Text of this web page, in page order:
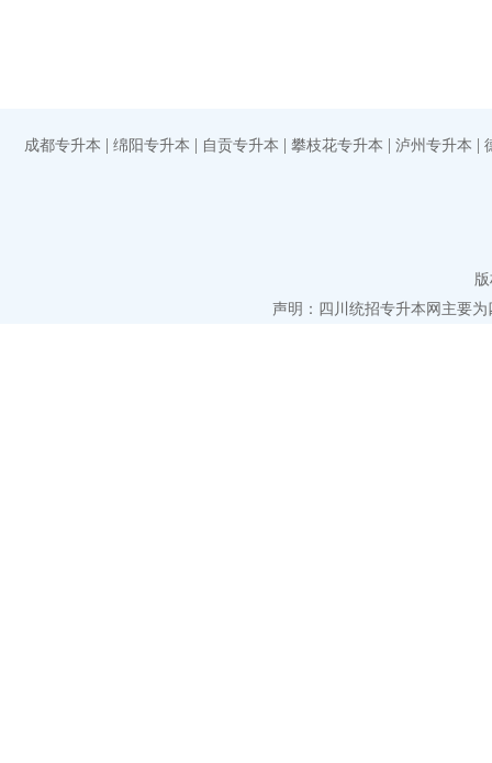
成都专升本 | 绵阳专升本 | 自贡专升本 | 攀枝花专升本 | 泸州专升本 |
声明：四川统招专升本网主要